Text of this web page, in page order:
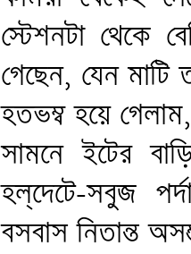
স্টেশনটা থেকে
গেছেন, যেন মাটি
হতভম্ব হয়ে
সামনে ইটের
হল্‌দেটে-সবুজ
বসবাস নিতান্ত